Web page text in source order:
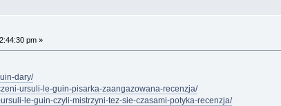
pm »
dary/
ursuli-le-guin-pisarka-zaangazowana-recenzja/
le-guin-czyli-mistrzyni-tez-sie-czasami-potyka-recenzja/